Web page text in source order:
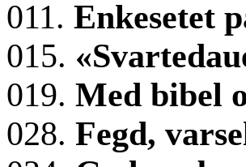
011. Enkesetet
015.
019. Med bibel
028. Fegd,